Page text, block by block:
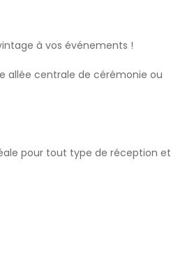
à vos événements !
allée centrale de cérémonie ou
pour tout type de réception et